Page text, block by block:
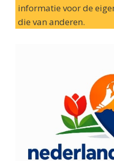
informatie voor de
die van anderen.